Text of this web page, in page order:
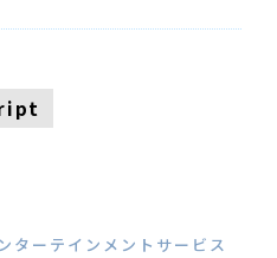
ターテインメントサービス